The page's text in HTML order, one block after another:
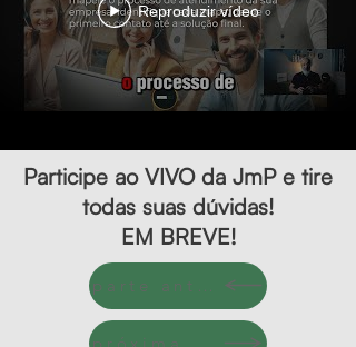
Reproduzir vídeo
Participe ao VIVO da JmP e tire
todas suas dúvidas!
EM BREVE!
parte anterior